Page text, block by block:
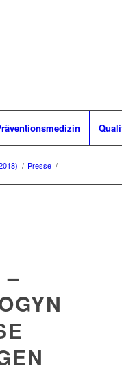
/ Presse /
–